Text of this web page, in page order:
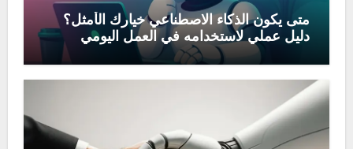
متى يكون الذكاء الاصطناعي خيارك الأمثل؟
دليل عملي لاستخدامه في العمل اليومي